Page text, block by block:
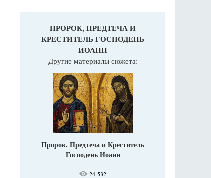
ПРОРОК, ПРЕДТЕЧА И
КРЕСТИТЕЛЬ ГОСПОДЕНЬ
ИОАНН
Другие материалы сюжета:
Пророк, Предтеча и Креститель
Господень Иоанн
24 532